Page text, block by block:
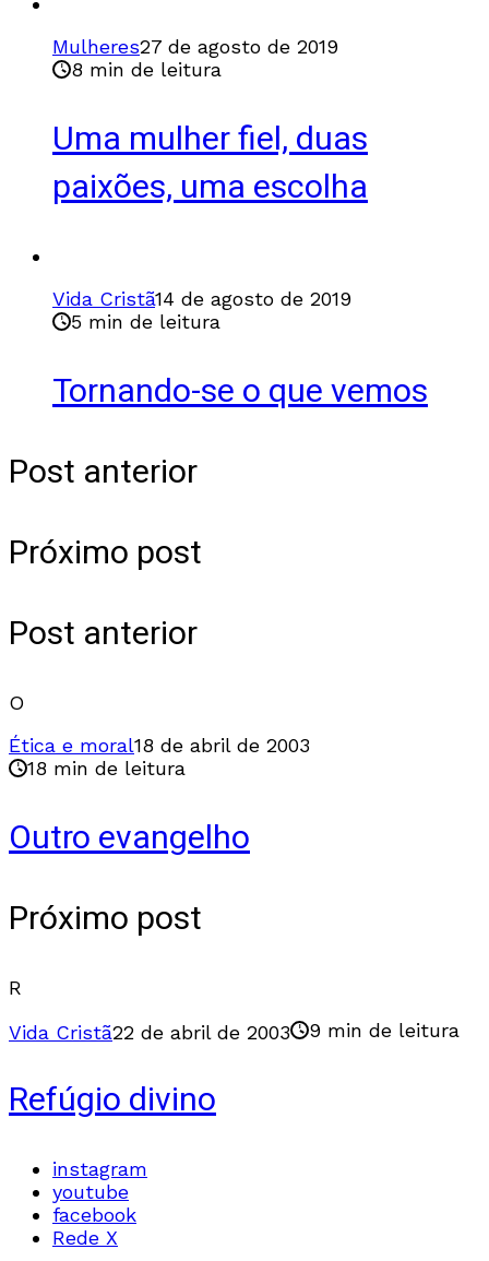
Mulheres27 de agosto de 2019
8 min de leitura
Uma mulher fiel, duas
paixões, uma escolha
Vida Cristã14 de agosto de 2019
5 min de leitura
Tornando-se o que vemos
Post anterior
Próximo post
Post anterior
O
Ética e moral18 de abril de 2003
18 min de leitura
Outro evangelho
Próximo post
R
Vida Cristã22 de abril de 2003 9 min de leitura
Refúgio divino
instagram
youtube
facebook
Rede X